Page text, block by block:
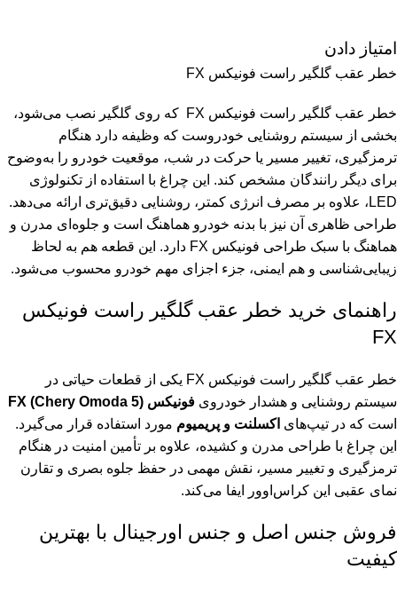
امتیاز دادن
خطر عقب گلگیر راست فونیکس FX
خطر عقب گلگیر راست فونیکس FX که روی گلگیر نصب می‌شود،
بخشی از سیستم روشنایی خودروست که وظیفه دارد هنگام
ترمزگیری، تغییر مسیر یا حرکت در شب، موقعیت خودرو را به‌وضوح
برای دیگر رانندگان مشخص کند. این چراغ با استفاده از تکنولوژی
LED، علاوه بر مصرف انرژی کمتر، روشنایی دقیق‌تری ارائه می‌دهد.
طراحی ظاهری آن نیز با بدنه خودرو هماهنگ است و جلوه‌ای مدرن و
هماهنگ با سبک طراحی فونیکس FX دارد. این قطعه هم به لحاظ
زیبایی‌شناسی و هم ایمنی، جزء اجزای مهم خودرو محسوب می‌شود.
راهنمای خرید خطر عقب گلگیر راست فونیکس
FX
خطر عقب گلگیر راست فونیکس FX یکی از قطعات حیاتی در
سیستم روشنایی و هشدار خودروی فونیکس FX (Chery Omoda 5)
است که در تیپ‌های اکسلنت و پریمیوم مورد استفاده قرار می‌گیرد.
این چراغ با طراحی مدرن و کشیده، علاوه بر تأمین امنیت در هنگام
ترمزگیری و تغییر مسیر، نقش مهمی در حفظ جلوه بصری و تقارن
نمای عقبی این کراس‌اوور ایفا می‌کند.
فروش جنس اصل و جنس اورجینال با بهترین
کیفیت